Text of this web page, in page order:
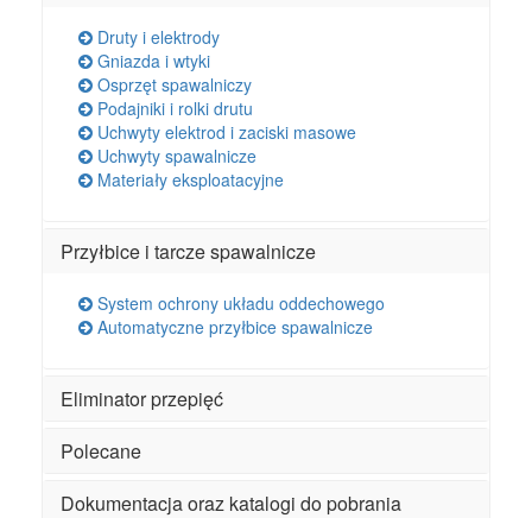
Druty i elektrody
Gniazda i wtyki
Osprzęt spawalniczy
Podajniki i rolki drutu
Uchwyty elektrod i zaciski masowe
Uchwyty spawalnicze
Materiały eksploatacyjne
Przyłbice i tarcze spawalnicze
System ochrony układu oddechowego
Automatyczne przyłbice spawalnicze
Eliminator przepięć
Polecane
Dokumentacja oraz katalogi do pobrania